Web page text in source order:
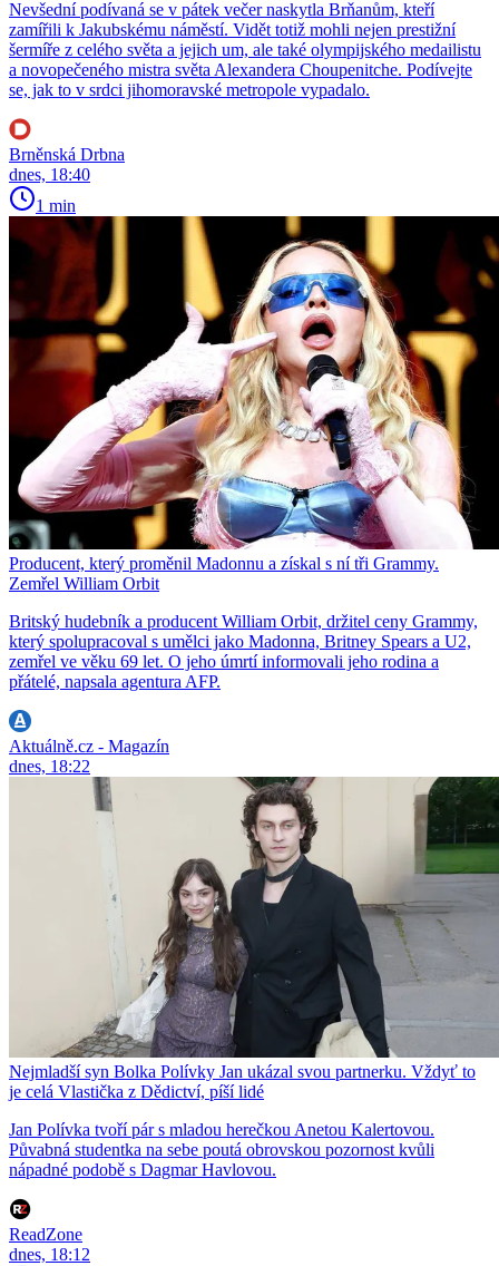
Nevšední podívaná se v pátek večer naskytla Brňanům, kteří
zamířili k Jakubskému náměstí. Vidět totiž mohli nejen prestižní
šermíře z celého světa a jejich um, ale také olympijského medailistu
a novopečeného mistra světa Alexandera Choupenitche. Podívejte
se, jak to v srdci jihomoravské metropole vypadalo.
Brněnská Drbna
dnes, 18:40
1 min
Producent, který proměnil Madonnu a získal s ní tři Grammy.
Zemřel William Orbit
Britský hudebník a producent William Orbit, držitel ceny Grammy,
který spolupracoval s umělci jako Madonna, Britney Spears a U2,
zemřel ve věku 69 let. O jeho úmrtí informovali jeho rodina a
přátelé, napsala agentura AFP.
Aktuálně.cz - Magazín
dnes, 18:22
Nejmladší syn Bolka Polívky Jan ukázal svou partnerku. Vždyť to
je celá Vlastička z Dědictví, píší lidé
Jan Polívka tvoří pár s mladou herečkou Anetou Kalertovou.
Půvabná studentka na sebe poutá obrovskou pozornost kvůli
nápadné podobě s Dagmar Havlovou.
ReadZone
dnes, 18:12